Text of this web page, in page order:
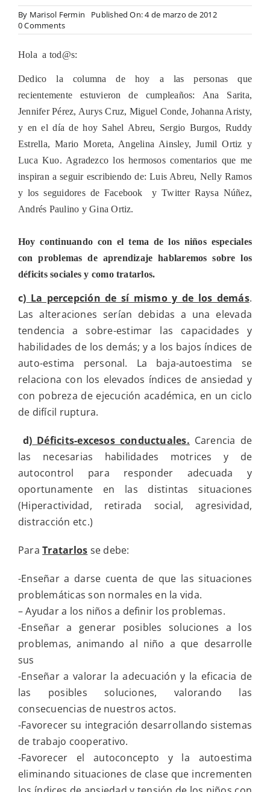
By Marisol Fermin
Published On: 4 de marzo de 2012
0 Commentson
Niños
con
de
aprendizaje:
sus
déficits
sociales
y
como
tratarlos
Hola a tod@s:
Dedico la columna de hoy a las personas que
recientemente estuvieron de cumpleaños: Ana Sarita,
Jennifer Pérez, Aurys Cruz, Miguel Conde, Johanna Aristy,
y en el día de hoy Sahel Abreu, Sergio Burgos, Ruddy
Estrella, Mario Moreta, Angelina Ainsley, Jumil Ortiz y
Luca Kuo. Agradezco los hermosos comentarios que me
inspiran a seguir escribiendo de: Luis Abreu, Nelly Ramos
y los seguidores de Facebook
y Twitter Raysa Núñez,
Andrés Paulino y Gina Ortiz.
Hoy continuando con el tema de los niños especiales
con problemas de aprendizaje hablaremos sobre los
déficits sociales y como tratarlos.
c) La percepción de sí mismo y de los demás.
Las alteraciones serían debidas a una elevada
tendencia a sobre-estimar las capacidades y
habilidades de los demás; y a los bajos índices de
auto-estima personal. La baja-autoestima se
relaciona con los elevados índices de ansiedad y
con pobreza de ejecución académica, en un ciclo
de difícil ruptura.
d) Déficits-excesos conductuales. Carencia de
las necesarias habilidades motrices y de
autocontrol para responder adecuada y
oportunamente en las distintas situaciones
(Hiperactividad, retirada social, agresividad,
distracción etc.)
ParaTratarlos se debe:
-Enseñar a darse cuenta de que las situaciones
problemáticas son normales en la vida.
– Ayudar a los niños a definir los problemas.
-Enseñar a generar posibles soluciones a los
problemas, animando al niño a que desarrolle
sus
-Enseñar a valorar la adecuación y la eficacia de
las posibles soluciones, valorando las
consecuencias de nuestros actos.
-Favorecer su integración desarrollando sistemas
de trabajo cooperativo.
-Favorecer el autoconcepto y la autoestima
eliminando situaciones de clase que incrementen